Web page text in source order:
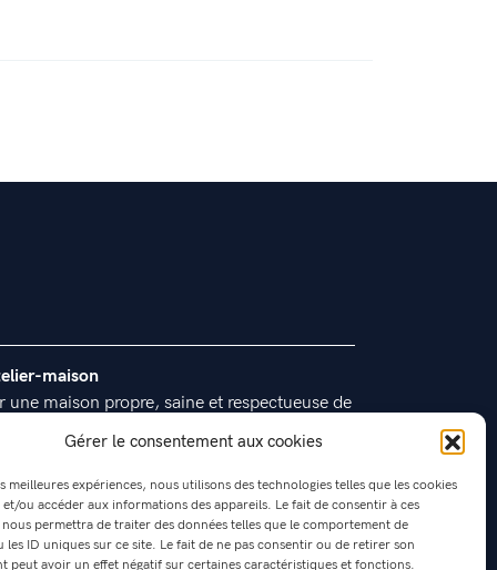
Gérer le consentement aux cookies
meilleures expériences, nous utilisons des technologies telles que les cookies
ou accéder aux informations des appareils. Le fait de consentir à ces
permettra de traiter des données telles que le comportement de
les ID uniques sur ce site. Le fait de ne pas consentir ou de retirer son
peut avoir un effet négatif sur certaines caractéristiques et fonctions.
maison
une maison propre, saine et respectueuse de